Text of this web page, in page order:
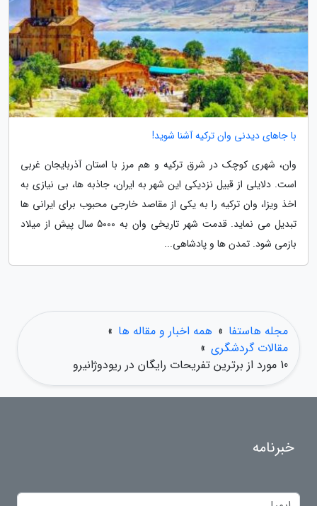
با جاهای دیدنی وان ترکیه آشنا شوید!
وان، شهری کوچک در شرق ترکیه و هم مرز با استان آذربایجان غربی
است. دلایلی از قبیل نزدیکی این شهر به ایران، جاذبه ها، بی نیازی به
اخذ ویزا، وان ترکیه را به یکی از مقاصد خارجی محبوب برای ایرانی ها
تبدیل می نماید. قدمت شهر تاریخی وان به 5000 سال پیش از میلاد
بازمی شود. تمدن ها و پادشاهی...
مجله هاستفا » همه اخبار و مقاله ها »
مقالات گردشگری »
10 مورد از برترین تفریحات رایگان در ریودوژانیرو
خبرنامه